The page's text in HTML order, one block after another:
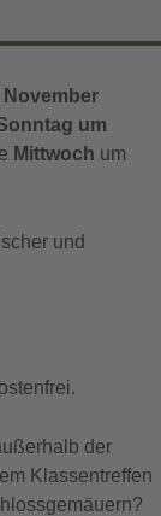
November
um
Mittwoch um
und
der
Klassentreffen